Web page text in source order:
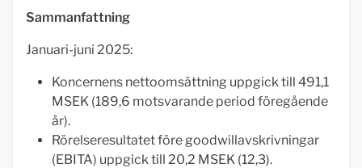
Sammanfattning
Januari-juni 2025:
Koncernens nettoomsättning uppgick till 491,1
MSEK (189,6 motsvarande period föregående
år).
Rörelseresultatet före goodwillavskrivningar
(EBITA) uppgick till 20,2 MSEK (12,3).